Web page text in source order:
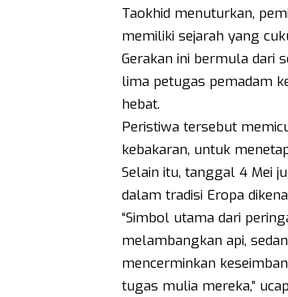
Taokhid menuturkan,
memiliki sejarah yang
Gerakan ini bermula dari
lima petugas pemadam
hebat.
Peristiwa tersebut
kebakaran, untuk
Selain itu, tanggal 4 Mei
dalam tradisi Eropa
“Simbol utama dari
melambangkan api,
mencerminkan
tugas mulia mereka,”